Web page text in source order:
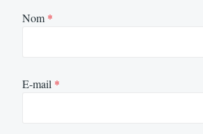
Nom *
E-mail *